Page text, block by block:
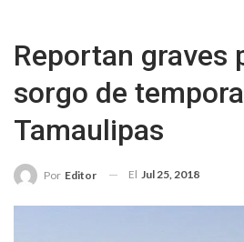
Reportan graves
sorgo de
Tamaulipas
Por Editor El Jul 25, 2018